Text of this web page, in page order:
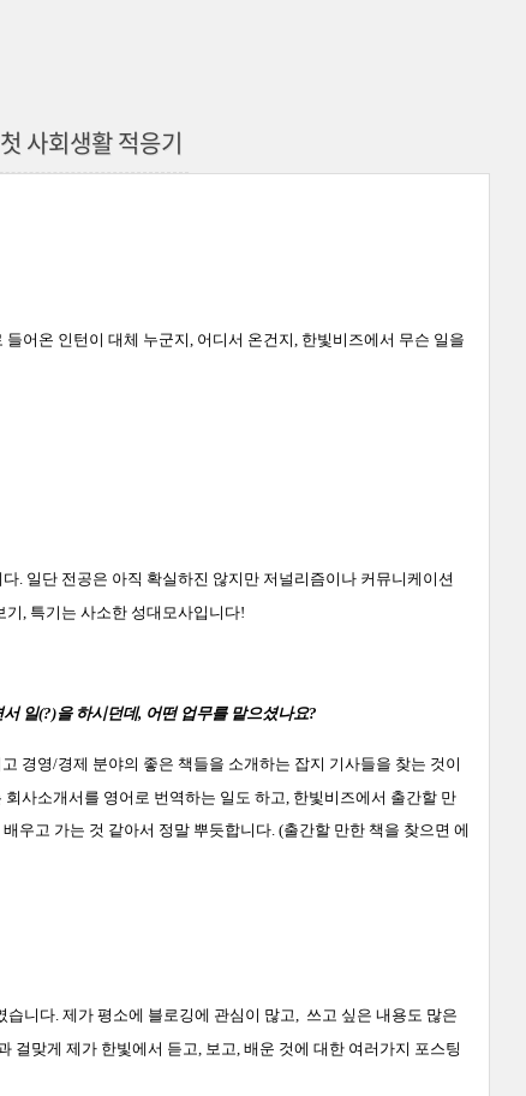
사회생활 적응기
들어 온 인 턴이 대체 누군지, 어디서 온건지, 한빛비즈에서 무슨 일을
다. 일단 전 공은 아직 확실하진 않지만 저널리즘이 나 커뮤니케이션
기, 특기는 사소한 성대모사입니다!
서 일(?)을 하시던데, 어떤 업무를 맡으셨나요?
경 영/경제 분야의 좋은 책들을 소개하는 잡지 기사들을 찾는 것이
회사소개서를 영어로 번역하는 일도 하고, 한빛비즈에서 출간할 만
우고 가는 것 같아서 정말 뿌듯합니다. (출간할 만한 책을 찾으면 에
습니다. 제가 평소에 블로깅에 관심이 많고, 쓰고 싶은 내용도 많은
걸맞게 제가 한빛에서 듣고, 보고, 배운 것에 대한 여러가지 포스팅